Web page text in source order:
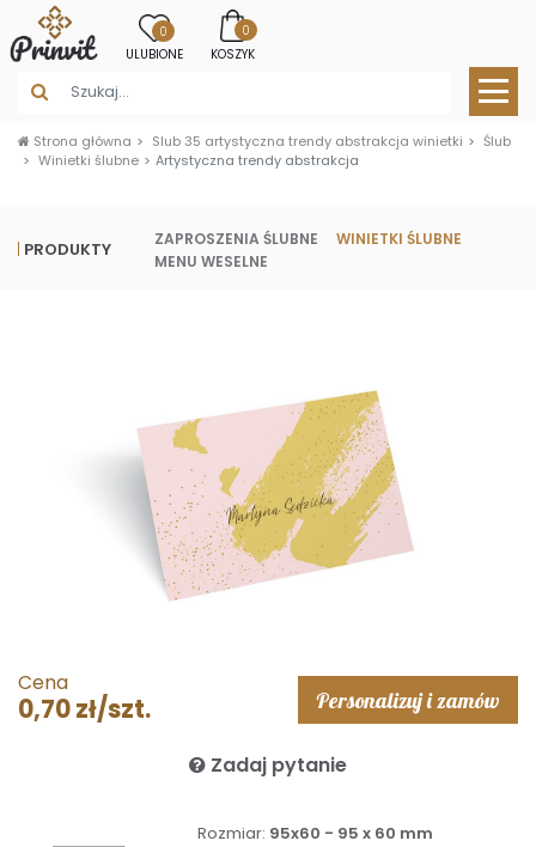
0
ULUBIONE
0
KOSZYK
Strona główna Slub 35 artystyczna trendy abstrakcja winietki
Ślub
Winietki ślubne
Artystyczna trendy abstrakcja
PRODUKTY ZAPROSZENIA ŚLUBNE
WINIETKI ŚLUBNE
MENU WESELNE
Cena
0,70 zł/szt. Personalizuj i zamów
Zadaj pytanie
Rozmiar: 95x60 - 95 x 60 mm